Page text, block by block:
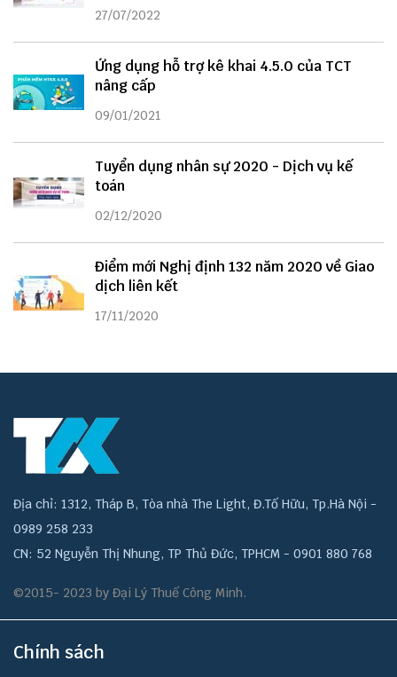
27/07/2022
Ứng dụng hỗ trợ kê khai 4.5.0 của TCT
nâng cấp
09/01/2021
Tuyển dụng nhân sự 2020 - Dịch vụ kế
toán
02/12/2020
Điểm mới Nghị định 132 năm 2020 về Giao
dịch liên kết
17/11/2020
Địa chỉ: 1312, Tháp B, Tòa nhà The Light, Đ.Tố Hữu, Tp.Hà Nội -
0989 258 233
CN: 52 Nguyễn Thị Nhung, TP Thủ Đức, TPHCM - 0901 880 768
©2015- 2023 by Đại Lý Thuế Công Minh.
Chính sách